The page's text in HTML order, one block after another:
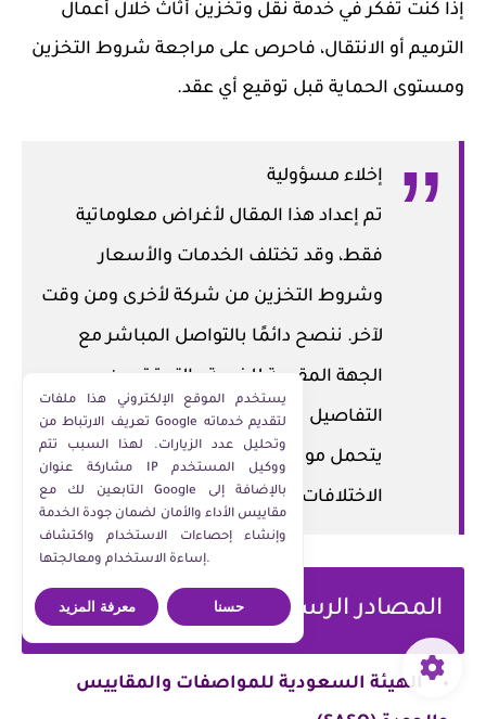
إذا كنت تفكر في خدمة نقل وتخزين أثاث خلال أعمال
الترميم أو الانتقال، فاحرص على مراجعة شروط التخزين
ومستوى الحماية قبل توقيع أي عقد.
إخلاء مسؤولية
تم إعداد هذا المقال لأغراض معلوماتية
فقط، وقد تختلف الخدمات والأسعار
وشروط التخزين من شركة لأخرى ومن وقت
لآخر. ننصح دائمًا بالتواصل المباشر مع
الجهة المقدمة للخدمة والتحقق من
التفاصيل والعقود قبل اتخاذ أي قرار، ولا
يتحمل موقع معاذ أشرف أي مسؤولية عن
الاختلافات أو التغييرات اللاحقة.
المصادر الرسمية
الهيئة السعودية للمواصفات والمقاييس
يستخدم الموقع الإلكتروني هذا ملفات
تعريف الارتباط من Google لتقديم خدماته
وتحليل عدد الزيارات. لهذا السبب تتم
مشاركة عنوان IP ووكيل المستخدم
التابعين لك مع Google بالإضافة إلى
مقاييس الأداء والأمان لضمان جودة الخدمة
وإنشاء إحصاءات الاستخدام واكتشاف
إساءة الاستخدام ومعالجتها.
معرفة المزيد حسنا